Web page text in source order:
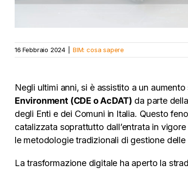
16 Febbraio 2024 BIM: cosa sapere
Negli ultimi anni, si è assistito a un
Environment (CDE o AcDAT) da parte
degli Enti e dei Comuni in Italia. Questo
catalizzata soprattutto dall’entrata in
le metodologie tradizionali di gestione
La trasformazione digitale ha aperto la